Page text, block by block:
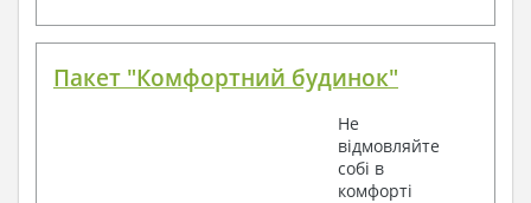
Пакет "Комфортний будинок"
Не
відмовляйте
собі в
комфорті